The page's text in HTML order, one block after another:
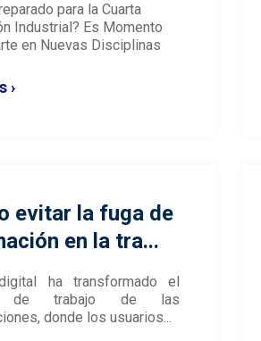
para la Cuarta
Industrial? Es Momento
en Nuevas Disciplinas
›
evitar la fuga de
en la tra...
ha transformado el
de trabajo de las
donde los usuarios...